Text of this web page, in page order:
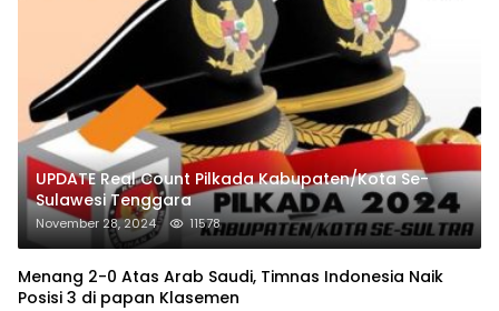
UPDATE Real Count Pilkada Kabupaten/Kota Se-
Sulawesi Tenggara
November 28, 2024 11578
Menang 2-0 Atas Arab Saudi, Timnas Indonesia Naik
Posisi 3 di papan Klasemen